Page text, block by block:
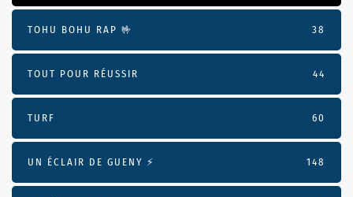
TOHU BOHU RAP 🤟 38
TOUT POUR RÉUSSIR 44
TURF 60
UN ÉCLAIR DE GUENY ⚡️ 148